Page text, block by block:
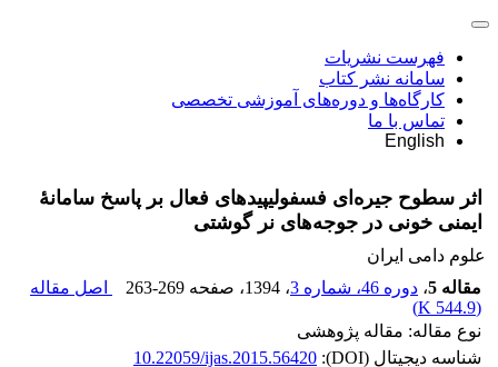
فهرست نشریات
سامانه نشر کتاب
کارگاه‌ها و دوره‌های آموزشی تخصصی
تماس با ما
English
اثر سطوح جیره‌ای فسفولیپیدهای فعال بر پاسخ سامانۀ
ایمنی خونی در جوجه‌های نر گوشتی
علوم دامی ایران
مقاله 5
، دوره 46، شماره 3 ، 1394 ، صفحه 263-269
اصل مقاله
(
544.9 K
)
نوع مقاله: مقاله پژوهشی
شناسه دیجیتال (DOI):
10.22059/ijas.2015.56420